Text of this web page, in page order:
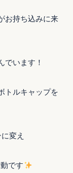
お持ち込みに来
でいます！
トルキャップを
変え
です